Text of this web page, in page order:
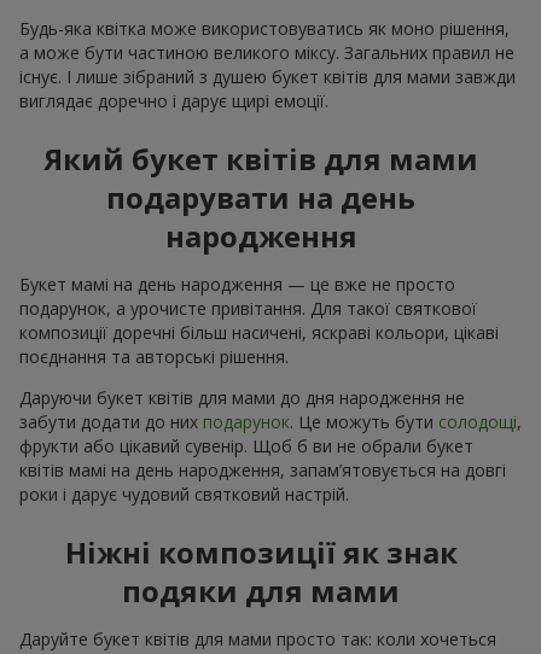
Будь-яка квітка може використовуватись як моно рішення,
а може бути частиною великого міксу. Загальних правил не
існує. І лише зібраний з душею букет квітів для мами завжди
виглядає доречно і дарує щирі емоції.
Який букет квітів для мами
подарувати на день
народження
Букет мамі на день народження — це вже не просто
подарунок, а урочисте привітання. Для такої святкової
композиції доречні більш насичені, яскраві кольори, цікаві
поєднання та авторські рішення.
Даруючи букет квітів для мами до дня народження не
забути додати до них подарунок. Це можуть бути солодощі,
фрукти або цікавий сувенір. Щоб б ви не обрали букет
квітів мамі на день народження, запам’ятовується на довгі
роки і дарує чудовий святковий настрій.
Ніжні композиції як знак
подяки для мами
Даруйте букет квітів для мами просто так: коли хочеться